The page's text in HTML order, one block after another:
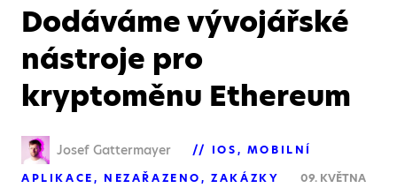
Dodáváme vývojářské
nástroje pro
kryptoměnu Ethereum
Josef Gattermayer IOS
MOBILNÍ
APLIKACE
NEZAŘAZENO ZAKÁZKY
09. KVĚTNA